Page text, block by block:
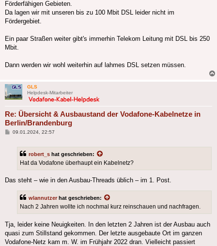
Förderfähigen Gebieten.
Da lagen wir mit unseren bis zu 100 Mbit DSL leider nicht im
Fördergebiet.
Ein paar Straßen weiter gibt's immerhin Telekom Leitung mit DSL bis 250
Mbit.
Dann werden wir wohl weiterhin auf lahmes DSL setzen müssen.
GLS
Helpdesk-Mitarbeiter
Re: Übersicht & Ausbaustand der Vodafone-Kabelnetze in
Berlin/Brandenburg
Beitrag
09.01.2024, 22:57
robert_s hat geschrieben:
Hat da Vodafone überhaupt ein Kabelnetz?
Das steht – wie in den Ausbau-Threads üblich – im 1. Post.
wlannutzer hat geschrieben:
Nach 2 Jahren wollte ich nochmal kurz reinschauen und nachfragen.
Tja, leider keine Neuigkeiten. In den letzten 2 Jahren ist der Ausbau auch
quasi zum Stillstand gekommen. Der letzte ausgebaute Ort im ganzen
Vodafone-Netz kam m. W. im Frühjahr 2022 dran. Vielleicht passiert